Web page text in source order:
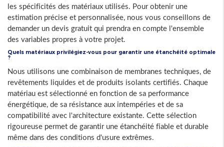
les spécificités des matériaux utilisés. Pour obtenir une
estimation précise et personnalisée, nous vous conseillons de
demander un devis gratuit qui prendra en compte l'ensemble
des variables propres à votre projet.
Quels matériaux privilégiez-vous pour garantir une étanchéité optimale
?
Nous utilisons une combinaison de membranes techniques, de
revêtements liquides et de produits isolants certifiés. Chaque
matériau est sélectionné en fonction de sa performance
énergétique, de sa résistance aux intempéries et de sa
compatibilité avec l'architecture existante. Cette sélection
rigoureuse permet de garantir une étanchéité fiable et durable
même dans des conditions d'usure extrêmes.